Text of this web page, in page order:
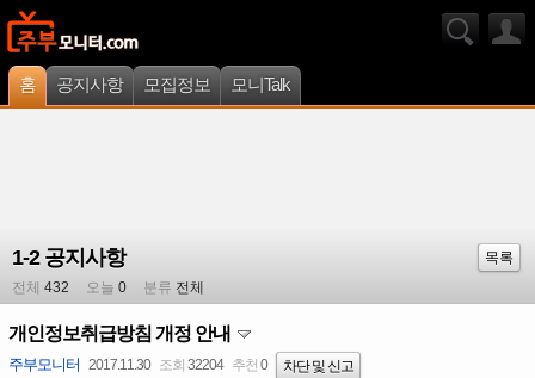
홈 공지사항 모집정보 모니Talk
1-2 공지사항
목록
전체 432 오늘 0 분류 전체
개인정보취급방침 개정 안내
주부모니터 2017.11.30 조회 32204 추천 0 차단 및 신고